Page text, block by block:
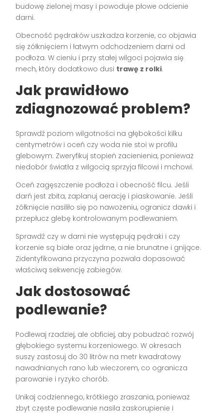
budowę zielonej masy i powoduje płowe odcienie
darni.
Obecność pędraków uszkadza korzenie, co objawia
się żółknięciem i łatwym odchodzeniem darni od
podłoża. W cieniu i przy stałej wilgoci pojawia się
mech, który dodatkowo dusi trawę z rolki.
Jak prawidłowo
zdiagnozować problem?
Sprawdź poziom wilgotności na głębokości kilku
centymetrów i oceń czy woda nie stoi w profilu
glebowym. Zweryfikuj stopień zacienienia, ponieważ
niedobór światła z wilgocią sprzyja filcowi i mchowi.
Oceń zagęszczenie podłoża i obecność filcu. Jeśli
darń jest zbita, zaplanuj aerację i piaskowanie. Jeśli
żółknięcie nasiliło się po nawożeniu, ogranicz dawki i
przepłucz glebę kontrolowanym podlewaniem.
Sprawdź czy w darni nie występują pędraki i czy
korzenie są białe oraz jędrne, a nie brunatne i gnijące.
Zidentyfikowana przyczyna pozwala dopasować
właściwą sekwencję zabiegów.
Jak dostosować
podlewanie?
Podlewaj rzadziej, ale obficiej, aby pobudzać rozwój
głębokiego systemu korzeniowego. W okresach
suszy zastosuj do 30 litrów na metr kwadratowy
nawadnianych rano lub wieczorem, co ogranicza
parowanie i ryzyko chorób.
Unikaj codziennego, krótkiego zraszania, ponieważ
zbyt częste podlewanie nasila zaskorupienie i